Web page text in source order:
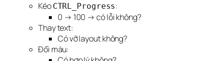
Kéo CTRL_Progress:
0 → 100 → có lỗi không?
Thay text:
Có vỡ layout không?
Đổi màu: